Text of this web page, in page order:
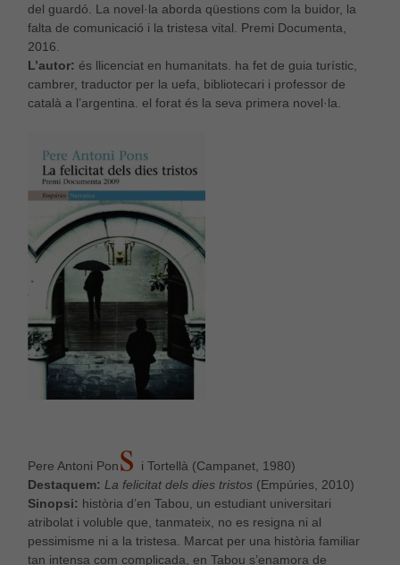
del guardó. La novel·la aborda qüestions com la buidor, la
falta de comunicació i la tristesa vital. Premi Documenta,
2016.
L’autor: és llicenciat en humanitats. ha fet de guia turístic,
cambrer, traductor per la uefa, bibliotecari i professor de
català a l’argentina. el forat és la seva primera novel·la.
Pere Antoni PonS
i Tortellà (Campanet, 1980)
Destaquem: La felicitat dels dies tristos (Empúries, 2010)
Sinopsi: història d’en Tabou, un estudiant universitari
atribolat i voluble que, tanmateix, no es resigna ni al
pessimisme ni a la tristesa. Marcat per una història familiar
tan intensa com complicada, en Tabou s’enamora de